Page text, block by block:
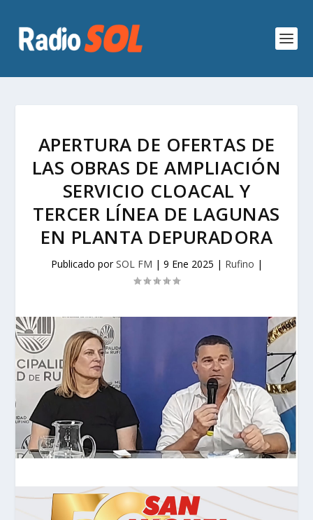
APERTURA DE OFERTAS DE
LAS OBRAS DE AMPLIACIÓN
SERVICIO CLOACAL Y
TERCER LÍNEA DE LAGUNAS
EN PLANTA DEPURADORA
Publicado porSOL FM | 9 Ene 2025 | Rufino |